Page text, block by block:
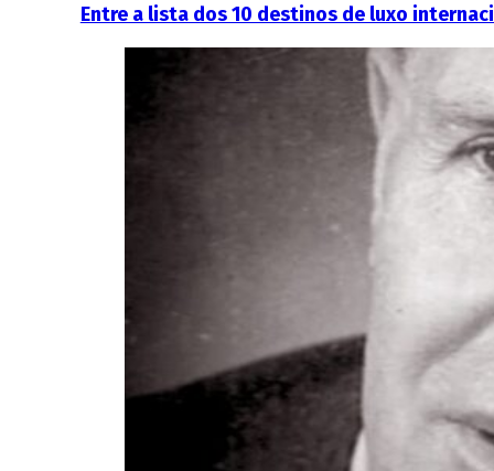
Entre a lista dos 10 destinos de luxo